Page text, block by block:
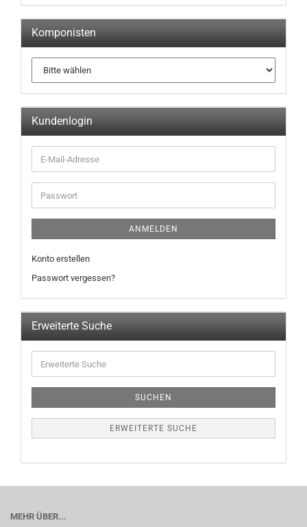
Komponisten
Kundenlogin
ANMELDEN
Konto erstellen
Passwort vergessen?
Erweiterte Suche
SUCHEN
ERWEITERTE SUCHE
MEHR ÜBER...